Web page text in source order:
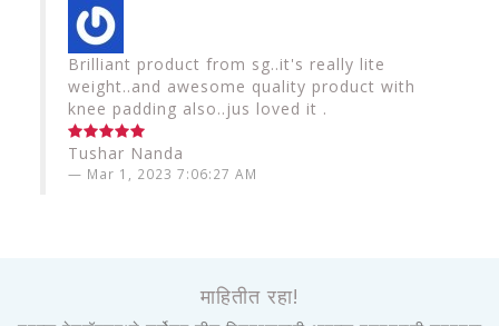
Brilliant product from sg..it's really lite
weight..and awesome quality product with
knee padding also..jus loved it .
Tushar Nanda
Mar 1, 2023 7:06:27 AM
माहितीत रहा!